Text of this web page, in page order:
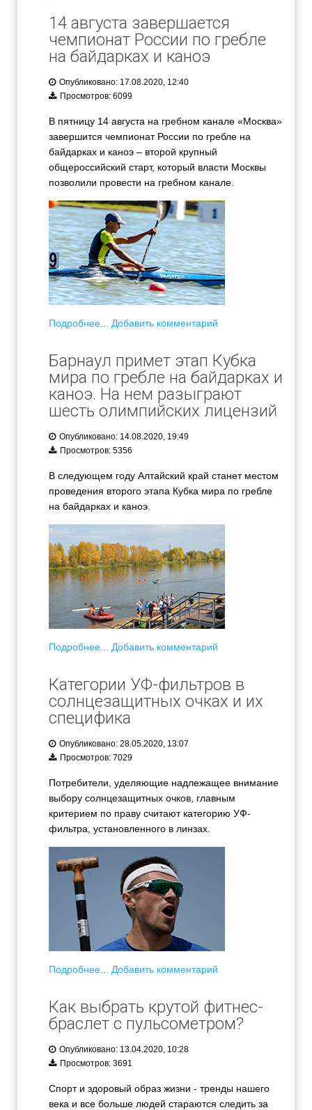
14 августа завершается
чемпионат России по гребле
на байдарках и каноэ
Опубликовано: 17.08.2020, 12:40
Просмотров: 6099
В пятницу 14 августа на гребном канале «Москва»
завершится чемпионат России по гребле на
байдарках и каноэ – второй крупный
общероссийский старт, который власти Москвы
позволили провести на гребном канале.
Подробнее... Добавить комментарий
Барнаул примет этап Кубка
мира по гребле на байдарках и
каноэ. На нем разыграют
шесть олимпийских лицензий
Опубликовано: 14.08.2020, 19:49
Просмотров: 5356
В следующем году Алтайский край станет местом
проведения второго этапа Кубка мира по гребле
на байдарках и каноэ.
Подробнее... Добавить комментарий
Категории УФ-фильтров в
солнцезащитных очках и их
специфика
Опубликовано: 28.05.2020, 13:07
Просмотров: 7029
Потребители, уделяющие надлежащее внимание
выбору солнцезащитных очков, главным
критерием по праву считают категорию УФ-
фильтра, установленного в линзах.
Подробнее... Добавить комментарий
Как выбрать крутой фитнес-
браслет с пульсометром?
Опубликовано: 13.04.2020, 10:28
Просмотров: 3691
Спорт и здоровый образ жизни - тренды нашего
века и все больше людей стараются следить за